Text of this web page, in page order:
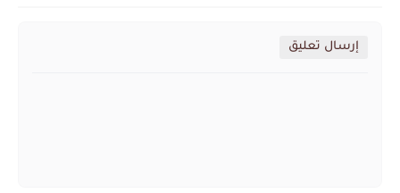
إرسال تعليق